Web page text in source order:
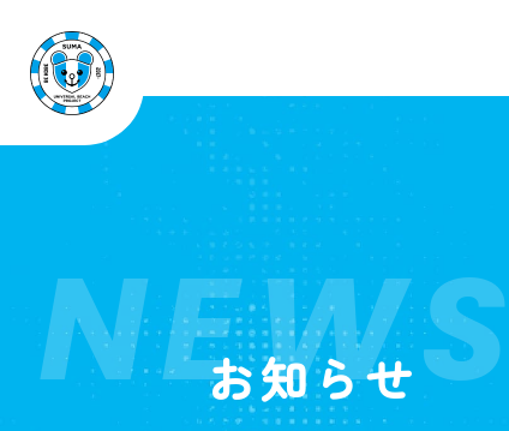
お知らせ
NEWS